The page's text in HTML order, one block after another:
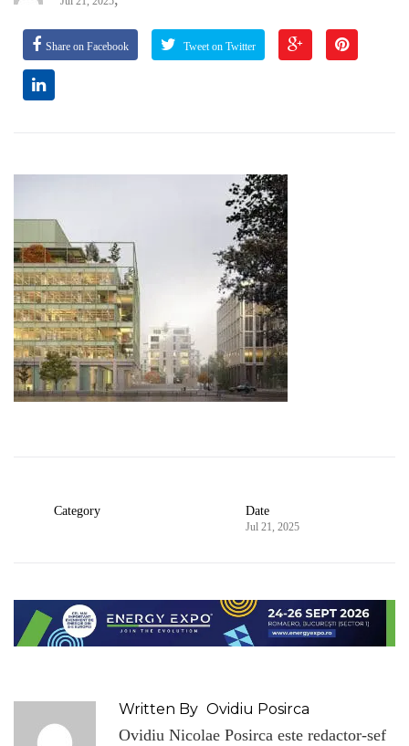
Share on Facebook Tweet on Twitter
Category Date
Jul 21, 2025
Written By Ovidiu Posirca
Ovidiu Nicolae Posirca este redactor-sef